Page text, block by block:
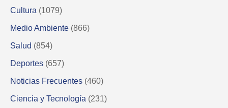
Cultura (1079)
Medio Ambiente (866)
Salud (854)
Deportes (657)
Noticias Frecuentes (460)
Ciencia y Tecnología (231)